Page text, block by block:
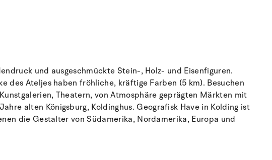
und ausgeschmückte Stein-, Holz- und Eisenfiguren.
des Ateljes haben fröhliche, kräftige Farben (5 km). Besuchen
Theatern, von Atmosphäre geprägten Märkten mit
alten Königsburg, Koldinghus. Geografisk Have in Kolding ist
die Gestalter von Südamerika, Nordamerika, Europa und